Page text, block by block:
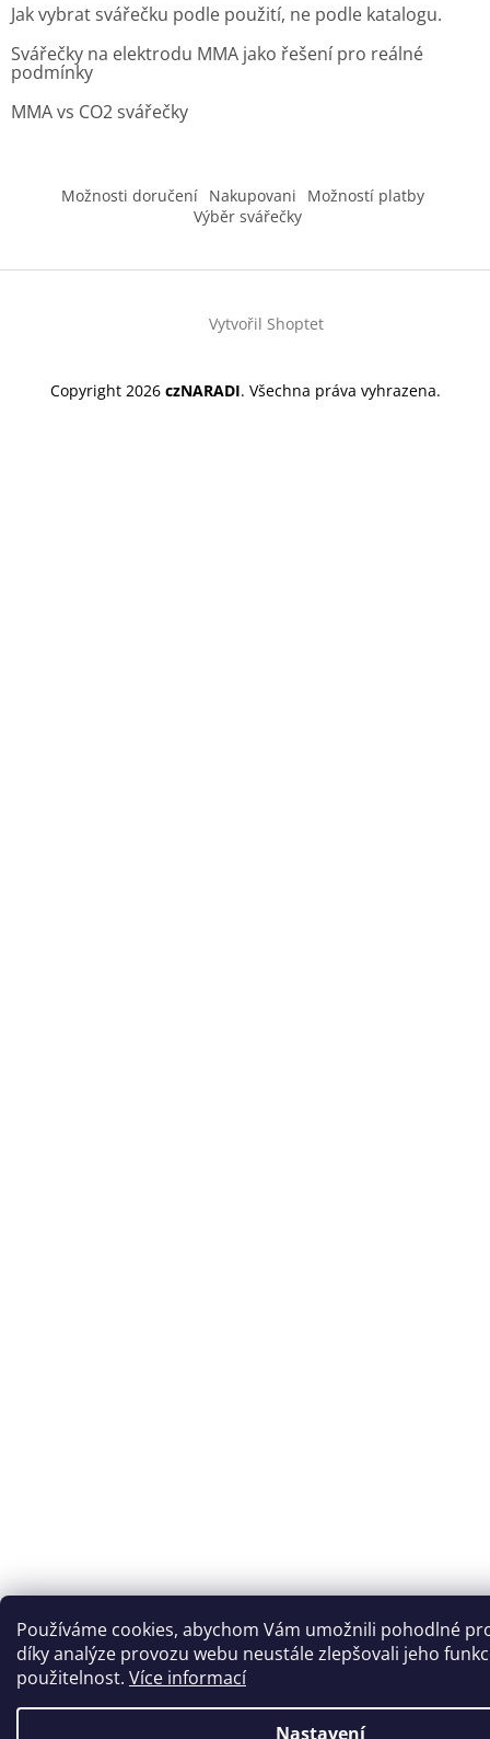
Používáme cookies, abychom Vám umožnili pohodlné
díky analýze provozu webu neustále zlepšovali jeho
použitelnost. Více informací
Nastavení
Jak vybrat svářečku podle použití, ne podle katalogu.
Svářečky na elektrodu MMA jako řešení pro reálné
podmínky
MMA vs CO2 svářečky
Možnosti doručení Nakupovani
Možností platby
Výběr svářečky
Vytvořil Shoptet
Copyright 2026 czNARADI. Všechna práva vyhrazena.